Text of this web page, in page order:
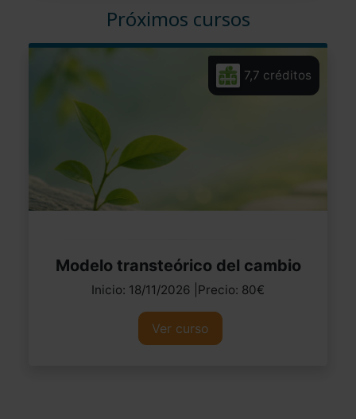
Próximos cursos
7,7 créditos
Modelo transteórico del cambio
Inicio: 18/11/2026 |Precio: 80€
Ver curso